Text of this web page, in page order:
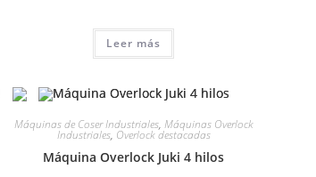
Leer más
Máquinas de Coser Industriales, Máquinas Overlock
Industriales, Overlock destacadas
Máquina Overlock Juki 4 hilos